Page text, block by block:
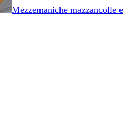
Mezzemaniche mazzancolle e